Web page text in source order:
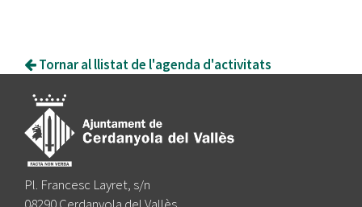
Tornar al llistat de l'agenda d'activitats
Pl. Francesc Layret, s/n